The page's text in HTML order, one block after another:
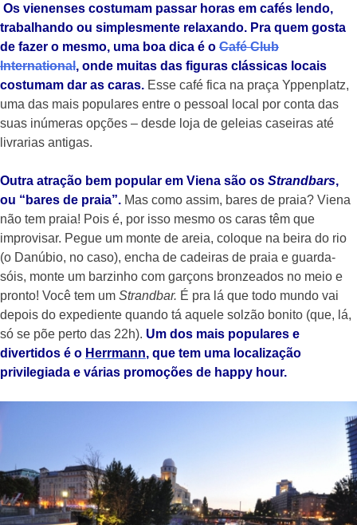
Os vienenses costumam passar horas em cafés lendo,
trabalhando ou simplesmente relaxando. Pra quem gosta
de fazer o mesmo, uma boa dica é o Café Club
International, onde muitas das figuras clássicas locais
costumam dar as caras. Esse café fica na praça Yppenplatz,
uma das mais populares entre o pessoal local por conta das
suas inúmeras opções – desde loja de geleias caseiras até
livrarias antigas.
Outra atração bem popular em Viena são os Strandbars,
ou “bares de praia”. Mas como assim, bares de praia? Viena
não tem praia! Pois é, por isso mesmo os caras têm que
improvisar. Pegue um monte de areia, coloque na beira do rio
(o Danúbio, no caso), encha de cadeiras de praia e guarda-
sóis, monte um barzinho com garçons bronzeados no meio e
pronto! Você tem um Strandbar. É pra lá que todo mundo vai
depois do expediente quando tá aquele solzão bonito (que, lá,
só se põe perto das 22h). Um dos mais populares e
divertidos é o Herrmann, que tem uma localização
privilegiada e várias promoções de happy hour.